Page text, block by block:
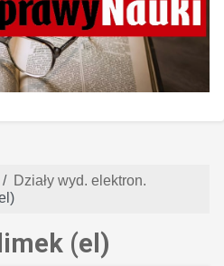
Działy wyd. elektron.
(el)